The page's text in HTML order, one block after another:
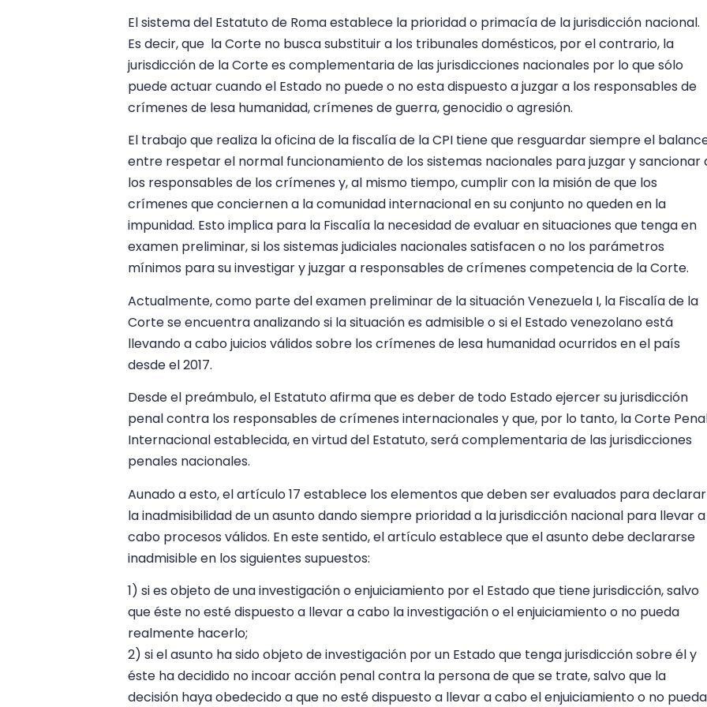
El sistema del Estatuto de Roma establece la prioridad o primacía de la jurisdicción nacional.
Es decir, que la Corte no busca substituir a los tribunales domésticos, por el contrario, la
jurisdicción de la Corte es complementaria de las jurisdicciones nacionales por lo que sólo
puede actuar cuando el Estado no puede o no esta dispuesto a juzgar a los responsables de
crímenes de lesa humanidad, crímenes de guerra, genocidio o agresión.
El trabajo que realiza la oficina de la fiscalía de la CPI tiene que resguardar siempre el
entre respetar el normal funcionamiento de los sistemas nacionales para juzgar y sancionar
los responsables de los crímenes y, al mismo tiempo, cumplir con la misión de que los
crímenes que conciernen a la comunidad internacional en su conjunto no queden en la
impunidad. Esto implica para la Fiscalía la necesidad de evaluar en situaciones que tenga en
examen preliminar, si los sistemas judiciales nacionales satisfacen o no los parámetros
mínimos para su investigar y juzgar a responsables de crímenes competencia de la Corte.
Actualmente, como parte del examen preliminar de la situación Venezuela I, la Fiscalía de la
Corte se encuentra analizando si la situación es admisible o si el Estado venezolano está
llevando a cabo juicios válidos sobre los crímenes de lesa humanidad ocurridos en el país
desde el 2017.
Desde el preámbulo, el Estatuto afirma que es deber de todo Estado ejercer su jurisdicción
penal contra los responsables de crímenes internacionales y que, por lo tanto, la Corte
Internacional establecida, en virtud del Estatuto, será complementaria de las jurisdicciones
penales nacionales.
Aunado a esto, el artículo 17 establece los elementos que deben ser evaluados para declarar
la inadmisibilidad de un asunto dando siempre prioridad a la jurisdicción nacional para llevar a
cabo procesos válidos. En este sentido, el artículo establece que el asunto debe declararse
inadmisible en los siguientes supuestos:
1) si es objeto de una investigación o enjuiciamiento por el Estado que tiene jurisdicción, salvo
que éste no esté dispuesto a llevar a cabo la investigación o el enjuiciamiento o no pueda
realmente hacerlo;
2) si el asunto ha sido objeto de investigación por un Estado que tenga jurisdicción sobre él y
éste ha decidido no incoar acción penal contra la persona de que se trate, salvo que la
decisión haya obedecido a que no esté dispuesto a llevar a cabo el enjuiciamiento o no pueda